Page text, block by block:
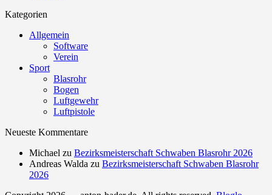
Kategorien
Allgemein
Software
Verein
Sport
Blasrohr
Bogen
Luftgewehr
Luftpistole
Neueste Kommentare
Michael zu Bezirksmeisterschaft Schwaben Blasrohr 2026
Andreas Walda zu Bezirksmeisterschaft Schwaben Blasrohr
2026